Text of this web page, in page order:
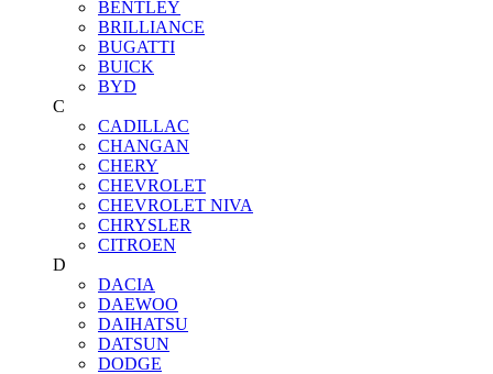
BENTLEY
BRILLIANCE
BUGATTI
BUICK
BYD
C
CADILLAC
CHANGAN
CHERY
CHEVROLET
CHEVROLET NIVA
CHRYSLER
CITROEN
D
DACIA
DAEWOO
DAIHATSU
DATSUN
DODGE